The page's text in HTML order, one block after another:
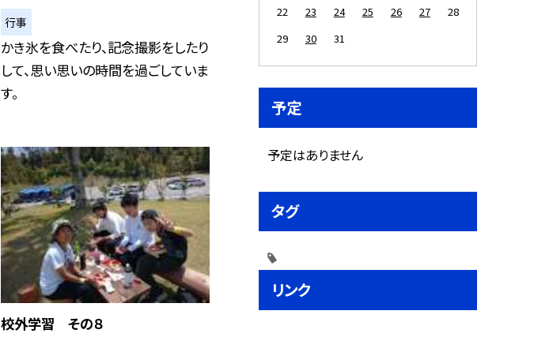
行事
かき氷を食べたり、記念撮影をしたり
して、思い思いの時間を過ごしていま
す。
校外学習 その８
22
23 24 25 26 27
28
29
30 31
予定
予定はありません
タグ
リンク